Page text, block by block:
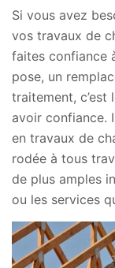
Si vous avez
vos travaux de
faites confiance
pose, un
traitement, c’est
avoir confiance.
en travaux de
rodée à tous
de plus amples
ou les services